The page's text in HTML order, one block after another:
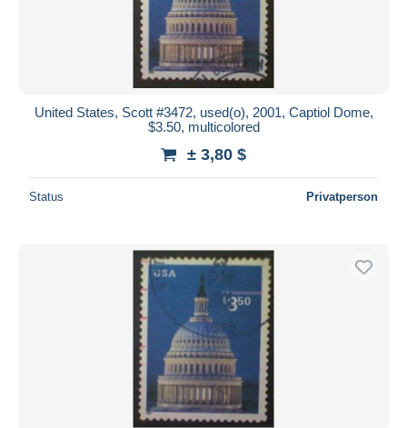
United States, Scott #3472, used(o), 2001, Captiol Dome,
$3.50, multicolored
± 3,80 $
Status Privatperson